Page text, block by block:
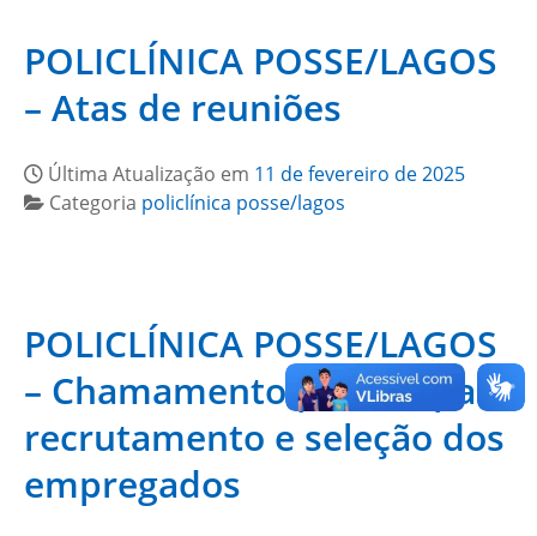
POLICLÍNICA POSSE/LAGOS
– Atas de reuniões
Última Atualização em 11 de fevereiro de 2025
Categoria policlínica posse/lagos
POLICLÍNICA POSSE/LAGOS
– Chamamento público para
recrutamento e seleção dos
empregados